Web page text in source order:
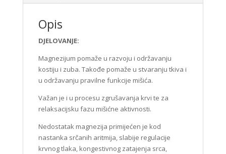
Opis
DJELOVANJE:
Magnezijum pomaže u razvoju i održavanju
kostiju i zuba. Takođe pomaže u stvaranju tkiva i
u održavanju pravilne funkcije mišića.
Važan je i u procesu zgrušavanja krvi te za
relaksacijsku fazu mišićne aktivnosti.
Nedostatak magnezija primijećen je kod
nastanka srčanih aritmija, slabije regulacije
krvnog tlaka, kongestivnog zatajenja srca,